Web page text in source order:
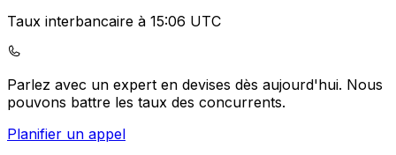
Taux interbancaire à 15:06 UTC
Parlez avec un expert en devises dès aujourd'hui. Nous
pouvons battre les taux des concurrents.
Planifier un appel